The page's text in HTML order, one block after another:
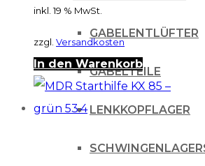
GABELENTLÜFTER
GABELTEILE
LENKKOPFLAGER
inkl. 19 % MwSt.
zzgl. Versandkosten
In den Warenkorb